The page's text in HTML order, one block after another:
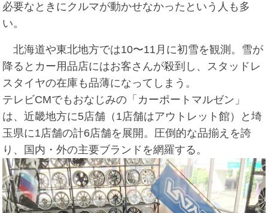
必要なときにクルマが動かせなかったという人も多
い。
北海道や東北地方では10〜11月に初雪を観測。雪が
降るとカー用品店にはお客さんが殺到し、スタッドレ
スタイヤの在庫も品薄になってしまう。
テレビCMでもおなじみの「カーポートマルゼン」
は、近畿地方に5店舗（1店舗はアウトレット館）と埼
玉県に1店舗の計6店舗を展開。圧倒的な品揃えを誇
り、国内・外の主要ブランドを網羅する。